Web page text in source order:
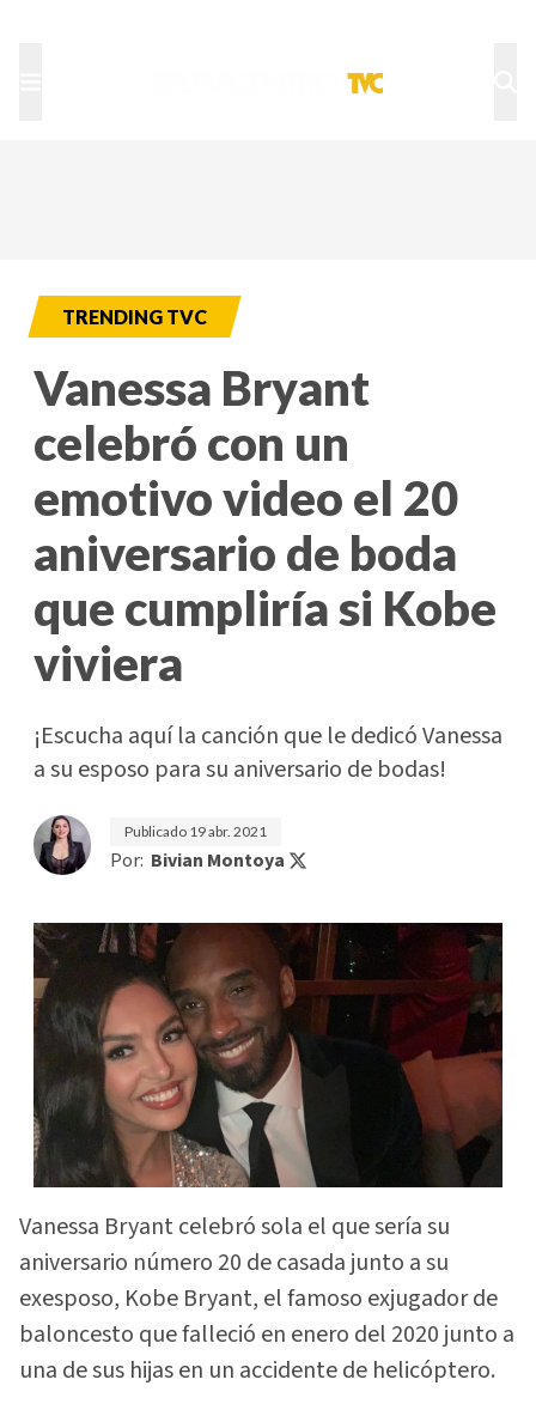
TRENDING TVC
Vanessa Bryant
celebró con un
emotivo video el 20
aniversario de boda
que cumpliría si Kobe
viviera
¡Escucha aquí la canción que le dedicó Vanessa
a su esposo para su aniversario de bodas!
Publicado 19 abr. 2021
Por: Bivian Montoya
Vanessa Bryant celebró sola el que sería su
aniversario número 20 de casada junto a su
exesposo, Kobe Bryant, el famoso exjugador de
baloncesto que falleció en enero del 2020 junto a
una de sus hijas en un accidente de helicóptero.